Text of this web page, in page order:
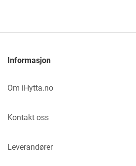
Informasjon
Om iHytta.no
Kontakt oss
Leverandører